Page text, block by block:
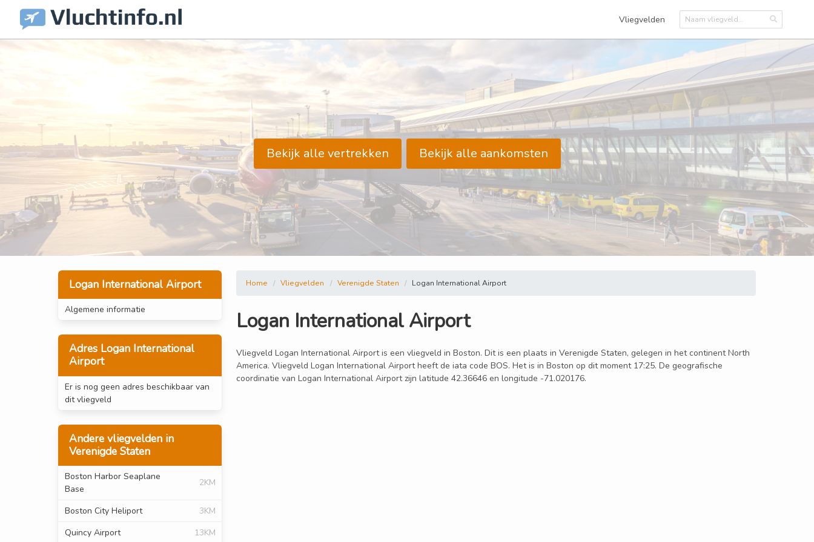
Vliegvelden
Bekijk alle vertrekken Bekijk alle aankomsten
Logan International Airport
Algemene informatie
Adres Logan International
Airport
Er is nog geen adres beschikbaar van
dit vliegveld
Andere vliegvelden in
Verenigde Staten
Boston Harbor Seaplane
Base
2KM
Boston City Heliport
3KM
Quincy Airport
13KM
Home Vliegvelden Verenigde Staten Logan International Airport
Logan International Airport
Vliegveld Logan International Airport is een vliegveld in Boston. Dit is een plaats in Verenigde Staten, gelegen in het continent North
America. Vliegveld Logan International Airport heeft de iata code BOS. Het is in Boston op dit moment 17:25. De geografische
coordinatie van Logan International Airport zijn latitude 42.36646 en longitude -71.020176.